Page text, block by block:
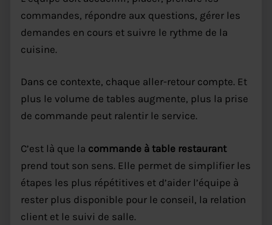
commandes, répondre aux questions, gérer les
demandes en cours et suivre le rythme de la
cuisine.
Dans ce contexte, chaque aller-retour compte. Et
plus le volume de tables augmente, plus la prise
de commande peut ralentir le service.
C’est là que la commande à table restaurant
prend tout son sens. Elle permet de simplifier les
étapes les plus répétitives et d’aider l’équipe à
rester plus disponible pour le conseil, la relation
client et le suivi de salle.